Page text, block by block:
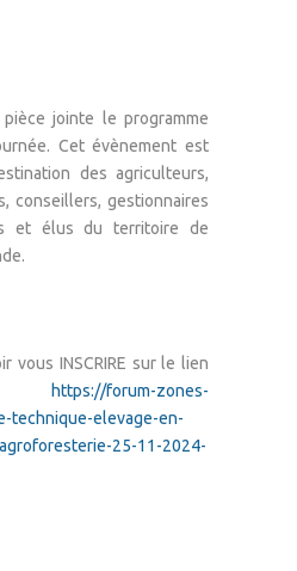
jointe le programme
Cet évènement est
des agriculteurs,
conseillers, gestionnaires
et élus du territoire de
vous INSCRIRE sur le lien
:
https://forum-zones-
technique-elevage-en-
25-11-2024-